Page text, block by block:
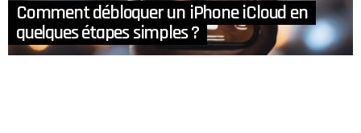
Comment débloquer un iPhone iCloud en
quelques étapes simples ?